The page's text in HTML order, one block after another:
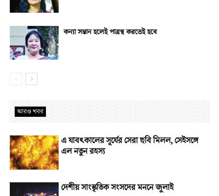
কন্যা সন্তান হলেই পাত্রস্থ করতেই হবে
আরও খবর
এ যাবৎকালের সূর্যের সেরা ছবি মিলল, সেইসঙ্গে
এল নতুন রহস্য
দেশীয় সাংস্কৃতিক সংসদের মননে জুলাই